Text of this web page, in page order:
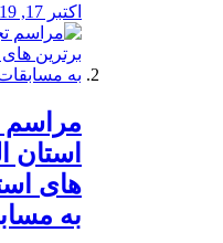
اکتبر 17, 2019
مراسم
استان
های
به